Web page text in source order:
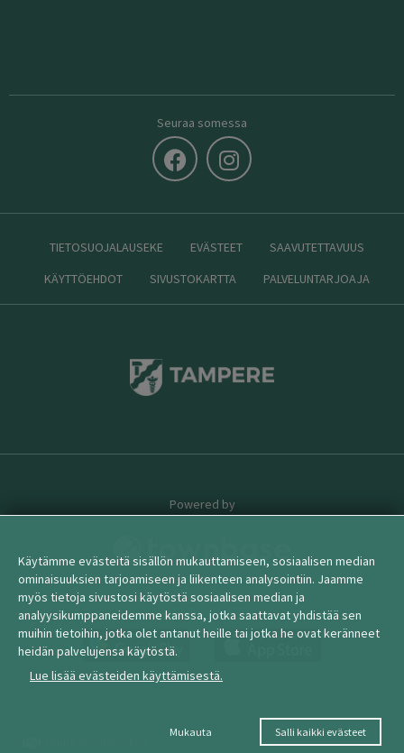
Seuraa somessa
TIETOSUOJALAUSEKE EVÄSTEET
SAAVUTETTAVUUS
KÄYTTÖEHDOT
SIVUSTOKARTTA PALVELUNTARJOAJA
Powered by
© 2026 townbase
Käytämme evästeitä sisällön mukauttamiseen, sosiaalisen median
ominaisuuksien tarjoamiseen ja liikenteen analysointiin. Jaamme
myös tietoja sivustosi käytöstä sosiaalisen median ja
analyysikumppaneidemme kanssa, jotka saattavat yhdistää sen
muihin tietoihin, jotka olet antanut heille tai jotka he ovat keränneet
heidän palvelujensa käytöstä.
Lue lisää evästeiden käyttämisestä.
Mukauta Salli kaikki evästeet